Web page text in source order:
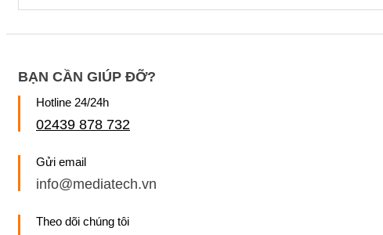
BẠN CẦN GIÚP ĐỠ?
Hotline 24/24h
02439 878 732
Gửi email
info@mediatech.vn
Theo dõi chúng tôi